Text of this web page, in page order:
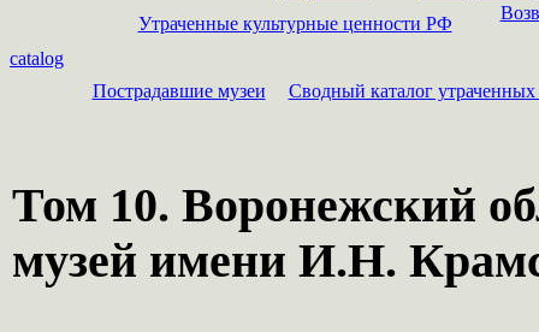
Утраченные культурные ценности РФ
catalog
Пострадавшие музеи
Cводный каталог
Том 10. Воронежский
музей имени И.Н.